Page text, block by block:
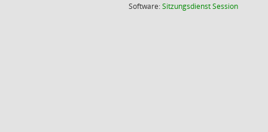
Software:SitzungsdienstSession(Wird in